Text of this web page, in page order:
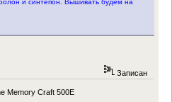
и синтепон. Вышивать будем на
Записан
Memory Craft 500E